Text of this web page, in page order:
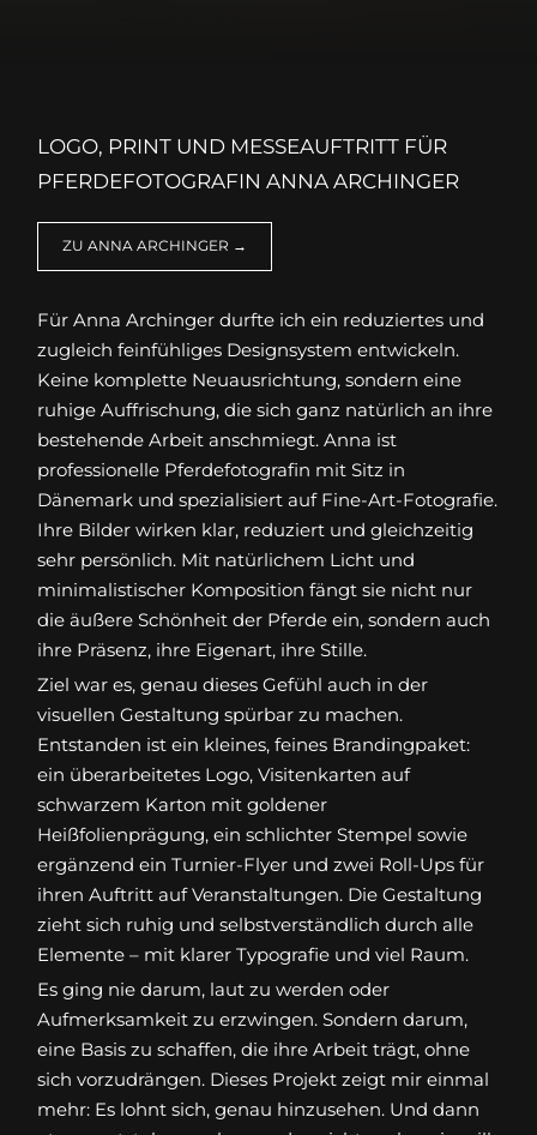
LOGO, PRINT UND MESSEAUFTRITT FÜR
PFERDEFOTOGRAFIN ANNA ARCHINGER
ZU ANNA ARCHINGER →
Für Anna Archinger durfte ich ein reduziertes und
zugleich feinfühliges Designsystem entwickeln.
Keine komplette Neuausrichtung, sondern eine
ruhige Auffrischung, die sich ganz natürlich an ihre
bestehende Arbeit anschmiegt. Anna ist
professionelle Pferdefotografin mit Sitz in
Dänemark und spezialisiert auf Fine-Art-Fotografie.
Ihre Bilder wirken klar, reduziert und gleichzeitig
sehr persönlich. Mit natürlichem Licht und
minimalistischer Komposition fängt sie nicht nur
die äußere Schönheit der Pferde ein, sondern auch
ihre Präsenz, ihre Eigenart, ihre Stille.
Ziel war es, genau dieses Gefühl auch in der
visuellen Gestaltung spürbar zu machen.
Entstanden ist ein kleines, feines Brandingpaket:
ein überarbeitetes Logo, Visitenkarten auf
schwarzem Karton mit goldener
Heißfolienprägung, ein schlichter Stempel sowie
ergänzend ein Turnier-Flyer und zwei Roll-Ups für
ihren Auftritt auf Veranstaltungen. Die Gestaltung
zieht sich ruhig und selbstverständlich durch alle
Elemente – mit klarer Typografie und viel Raum.
Es ging nie darum, laut zu werden oder
Aufmerksamkeit zu erzwingen. Sondern darum,
eine Basis zu schaffen, die ihre Arbeit trägt, ohne
sich vorzudrängen. Dieses Projekt zeigt mir einmal
mehr: Es lohnt sich, genau hinzusehen. Und dann